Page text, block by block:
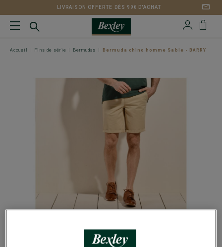
LIVRAISON OFFERTE DÈS 99€ D'ACHAT
Accueil Fins de série Bermudas Bermuda chino homme Sable - BARRY